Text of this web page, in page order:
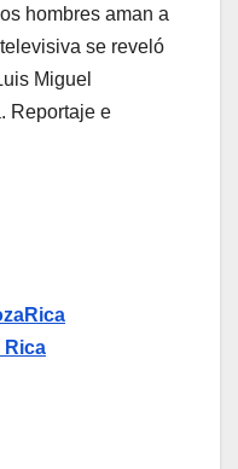
hombres aman a
se reveló
Miguel
Reportaje e
Rica